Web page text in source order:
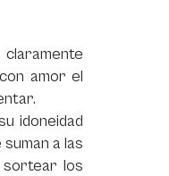
amor el
idoneidad
a las
sortear los